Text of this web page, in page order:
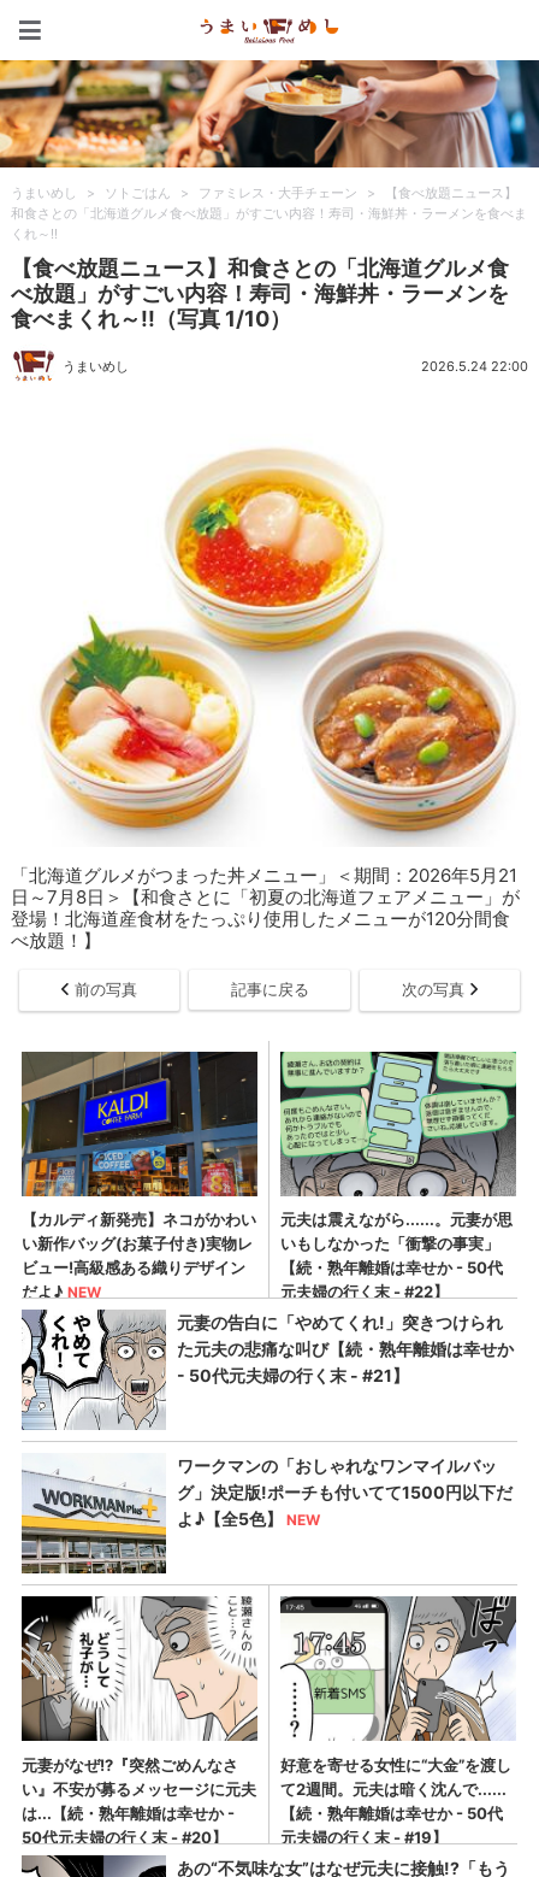
うまいめし > ソトごはん > ファミレス・大手チェーン >
【食べ放題ニュース】
和食さとの「北海道グルメ食べ放題」がすごい内容！寿司・海鮮丼・ラーメンを食べま
くれ～!!
【食べ放題ニュース】和食さとの「北海道グルメ食
べ放題」がすごい内容！寿司・海鮮丼・ラーメンを
食べまくれ～!!（写真 1/10）
うまいめし 2026.5.24 22:00
「​​​北海道グルメがつまった丼メニュー」＜期間：2026年5月21
日～7月8日＞【和食さとに「初夏の北海道フェアメニュー」が
登場！北海道産食材をたっぷり使用したメニューが120分間食
べ放題！】
前の写真 記事に戻る 次の写真